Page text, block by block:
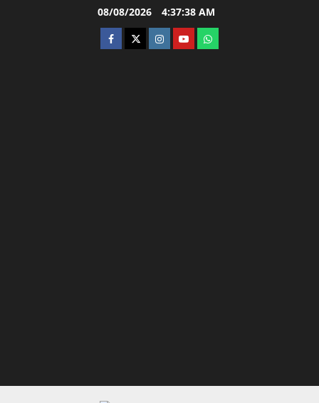
08/08/2026 4:37:39 AM
facebooktwitterinstagram.com
youtubewhatsapp